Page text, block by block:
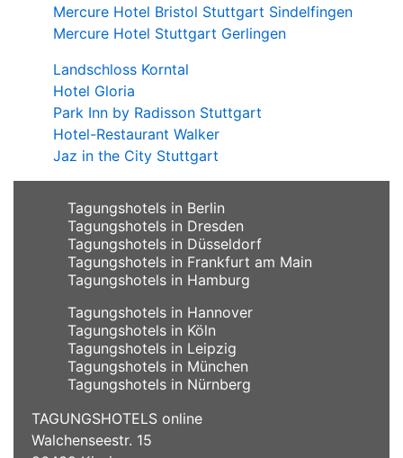
Mercure Hotel Bristol Stuttgart Sindelfingen
Mercure Hotel Stuttgart Gerlingen
Landschloss Korntal
Hotel Gloria
Park Inn by Radisson Stuttgart
Hotel-Restaurant Walker
Jaz in the City Stuttgart
Tagungshotels in Berlin
Tagungshotels in Dresden
Tagungshotels in Düsseldorf
Tagungshotels in Frankfurt am Main
Tagungshotels in Hamburg
Tagungshotels in Hannover
Tagungshotels in Köln
Tagungshotels in Leipzig
Tagungshotels in München
Tagungshotels in Nürnberg
TAGUNGSHOTELS online
Walchenseestr. 15